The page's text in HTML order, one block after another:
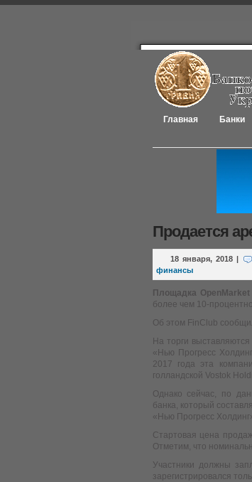
Главная Банки
Продается
18 января, 2018|
финансы
Площадка
более чем 10-
Об этом FinClub
На торги
«Нью Прогресс
2017 года эта
голландской Vostok
Однако сейчас, по
банка, который
«Нью Прогресс
Стартовая цена
Отметим, что
Участники должны
зарегистрировался